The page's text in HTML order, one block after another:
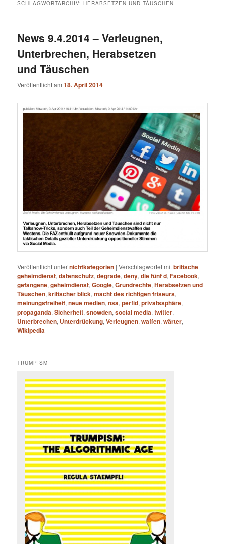
SCHLAGWORTARCHIV:HERABSETZEN UND TÄUSCHEN
News 9.4.2014 – Verleugnen,
Unterbrechen, Herabsetzen
und Täuschen
Veröffentlicht am18. April 2014
Veröffentlicht unternichtkategorien |Verschlagwortet mitbritische
geheimdienst,datenschutz,degrade,deny,die fünf d,Facebook,
gefangene,geheimdienst,Google,Grundrechte,Herabsetzen und
Täuschen,kritischer blick,macht des richtigen friseurs,
meinungsfreiheit,neue medien,nsa,perfid,privatssphäre,
propaganda,Sicherheit,snowden,social media,twitter,
Unterbrechen, Unterdrückung,Verleugnen,waffen,wärter,
Wikipedia
TRUMPISM